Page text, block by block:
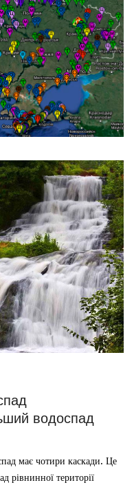
водоспад
має чотири каскади. Це
рівнинної території